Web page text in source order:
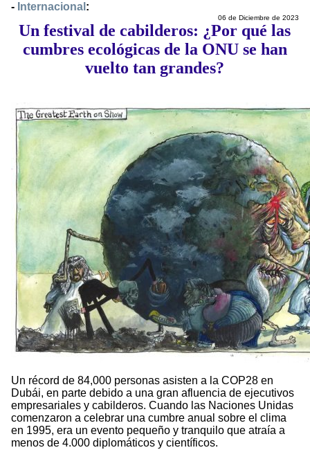
- Internacional :
06 de Diciembre de 2023
Un festival de cabilderos: ¿Por qué las
cumbres ecológicas de la ONU se han
vuelto tan grandes?
Un récord de 84,000 personas asisten a la COP28 en
Dubái, en parte debido a una gran afluencia de ejecutivos
empresariales y cabilderos. Cuando las Naciones Unidas
comenzaron a celebrar una cumbre anual sobre el clima
en 1995, era un evento pequeño y tranquilo que atraía a
menos de 4.000 diplomáticos y científicos.